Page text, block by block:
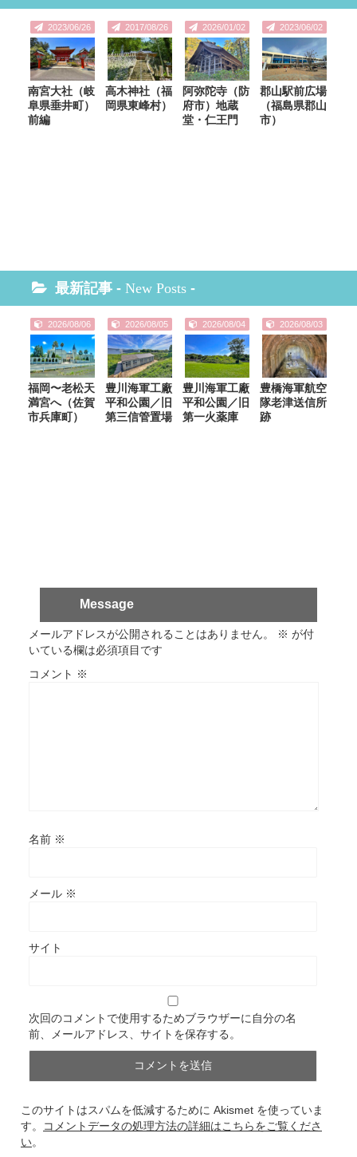
2023/06/26
南宮大社（岐
阜県垂井町）
前編
2017/08/26
高木神社（福
岡県東峰村）
2026/01/02
阿弥陀寺（防
府市）地蔵
堂・仁王門
2023/06/02
郡山駅前広場
（福島県郡山
市）
最新記事 - New Posts -
2026/08/06
福岡〜老松天
満宮へ（佐賀
市兵庫町）
2026/08/05
豊川海軍工廠
平和公園／旧
第三信管置場
2026/08/04
豊川海軍工廠
平和公園／旧
第一火薬庫
2026/08/03
豊橋海軍航空
隊老津送信所
跡
Message
メールアドレスが公開されることはありません。 ※ が付
いている欄は必須項目です
コメント ※
名前 ※
メール ※
サイト
次回のコメントで使用するためブラウザーに自分の名
前、メールアドレス、サイトを保存する。
このサイトはスパムを低減するために Akismet を使っていま
す。
コメントデータの処理方法の詳細はこちらをご覧くださ
い。